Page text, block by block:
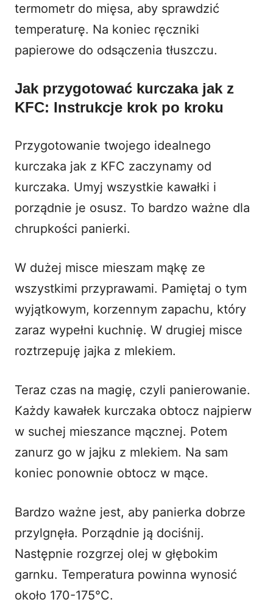
termometr do mięsa, aby sprawdzić
temperaturę. Na koniec ręczniki
papierowe do odsączenia tłuszczu.
Jak przygotować kurczaka jak z
KFC: Instrukcje krok po kroku
Przygotowanie twojego idealnego
kurczaka jak z KFC zaczynamy od
kurczaka. Umyj wszystkie kawałki i
porządnie je osusz. To bardzo ważne dla
chrupkości panierki.
W dużej misce mieszam mąkę ze
wszystkimi przyprawami. Pamiętaj o tym
wyjątkowym, korzennym zapachu, który
zaraz wypełni kuchnię. W drugiej misce
roztrzepuję jajka z mlekiem.
Teraz czas na magię, czyli panierowanie.
Każdy kawałek kurczaka obtocz najpierw
w suchej mieszance mącznej. Potem
zanurz go w jajku z mlekiem. Na sam
koniec ponownie obtocz w mące.
Bardzo ważne jest, aby panierka dobrze
przylgnęła. Porządnie ją dociśnij.
Następnie rozgrzej olej w głębokim
garnku. Temperatura powinna wynosić
około 170-175°C.